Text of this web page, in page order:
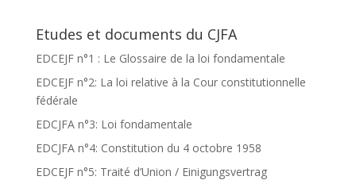
Etudes et documents du CJFA
EDCEJF n°1 : Le Glossaire de la loi fondamentale
EDCEJF n°2: La loi relative à la Cour constitutionnelle
fédérale
EDCJFA n°3: Loi fondamentale
EDCJFA n°4: Constitution du 4 octobre 1958
EDCEJF n°5: Traité d’Union / Einigungsvertrag